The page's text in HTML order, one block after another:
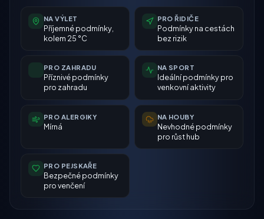
NA VÝLET
Příjemné podmínky,
kolem 25 °C
PRO ŘIDIČE
Podmínky na cestách
bez rizik
PRO ZAHRADU
Příznivé podmínky
pro zahradu
NA SPORT
Ideální podmínky pro
venkovní aktivity
PRO ALERGIKY
Mírná
NA HOUBY
Nevhodné podmínky
pro růst hub
PRO PEJSKAŘE
Bezpečné podmínky
pro venčení